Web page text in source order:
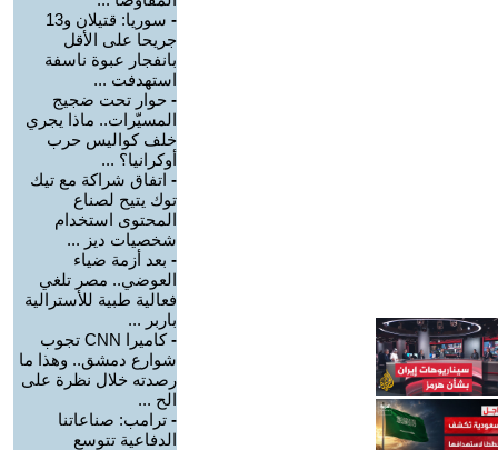
-
سوريا: قتيلان و13
جريحا على الأقل
بانفجار عبوة ناسفة
استهدفت ...
- حوار تحت ضجيج
المسيّرات.. ماذا يجري
خلف كواليس حرب
أوكرانيا؟ ...
- اتفاق شراكة مع تيك
توك يتيح لصناع
المحتوى استخدام
شخصيات ديز ...
- بعد أزمة ضياء
العوضي.. مصر تلغي
فعالية طبية للأسترالية
باربر ...
-
كاميرا CNN تجوب
شوارع دمشق.. وهذا ما
رصدته خلال نظرة على
الح ...
- ترامب: صناعاتنا
الدفاعية تتوسع